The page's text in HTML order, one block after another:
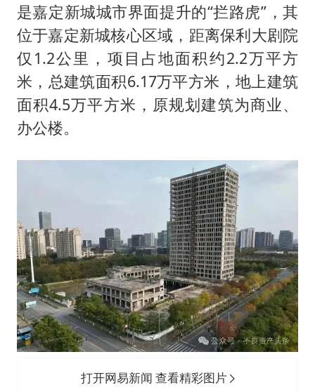
是嘉定新城城市界面提升的“拦路虎”，其
位于嘉定新城核心区域，距离保利大剧院
仅1.2公里，项目占地面积约2.2万平方
米，总建筑面积6.17万平方米，地上建筑
面积4.5万平方米，原规划建筑为商业、
办公楼。
打开网易新闻 查看精彩图片